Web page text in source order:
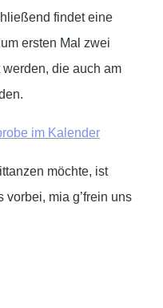
findet eine
ersten Mal zwei
die auch am
im Kalender
möchte, ist
vorbei, mia g’frein uns